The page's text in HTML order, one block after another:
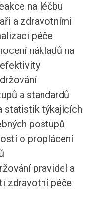
na léčbu
a zdravotními
péče
nákladů na
a standardů
statistik týkajících
postupů
o proplácení
pravidel a
zdravotní péče